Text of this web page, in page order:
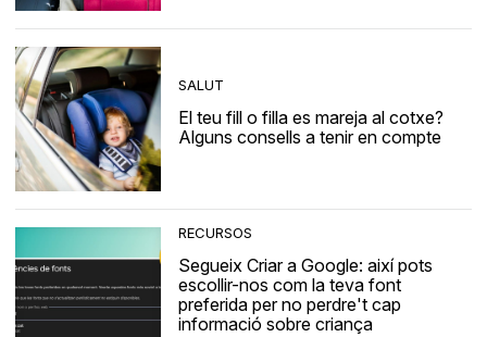
SALUT
El teu fill o filla es mareja al cotxe?
Alguns consells a tenir en compte
RECURSOS
Segueix Criar a Google: així pots
escollir-nos com la teva font
preferida per no perdre't cap
informació sobre criança